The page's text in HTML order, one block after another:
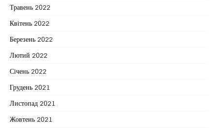
Травень 2022
Квітень 2022
Березень 2022
Лютий 2022
Січень 2022
Грудень 2021
Листопад 2021
Жовтень 2021